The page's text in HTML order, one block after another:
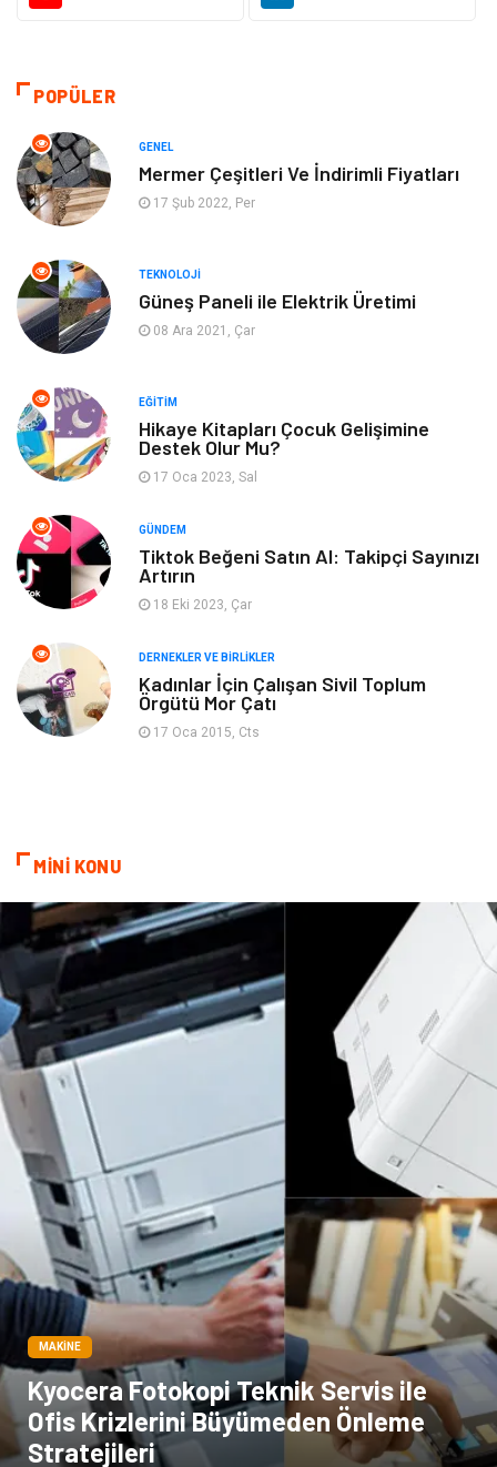
Gündem
Otomotiv
Yapı İnşaat
Hizmet
Tatil Emlak
Organizasyon Metal Maden
Spor
Turizm
Hediyelik Eşya
Aksesuar Basın Yayın
Bebek Giyim Nakliyat
Ambalaj
Bitkisel Ürünler
Markalar Tarım & Hayvancılık
Bilişim Dernekler ve Birlikler
İthalat İhracat
POPÜLER
GENEL
Mermer Çeşitleri Ve İndirimli Fiyatları
17 Şub 2022, Per
TEKNOLOJI
Güneş Paneli ile Elektrik Üretimi
08 Ara 2021, Çar
EĞITIM
Hikaye Kitapları Çocuk Gelişimine
Destek Olur Mu?
17 Oca 2023, Sal
GÜNDEM
Tiktok Beğeni Satın Al: Takipçi Sayınızı
Artırın
18 Eki 2023, Çar
DERNEKLER VE BIRLIKLER
Kadınlar İçin Çalışan Sivil Toplum
Örgütü Mor Çatı
17 Oca 2015, Cts
MİNİ KONU
MAKINE
Kyocera Fotokopi Teknik Servis ile
Ofis Krizlerini Büyümeden Önleme
Stratejileri